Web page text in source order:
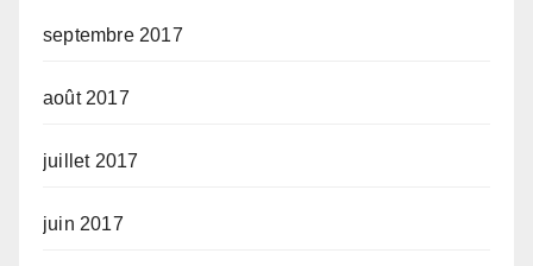
septembre 2017
août 2017
juillet 2017
juin 2017